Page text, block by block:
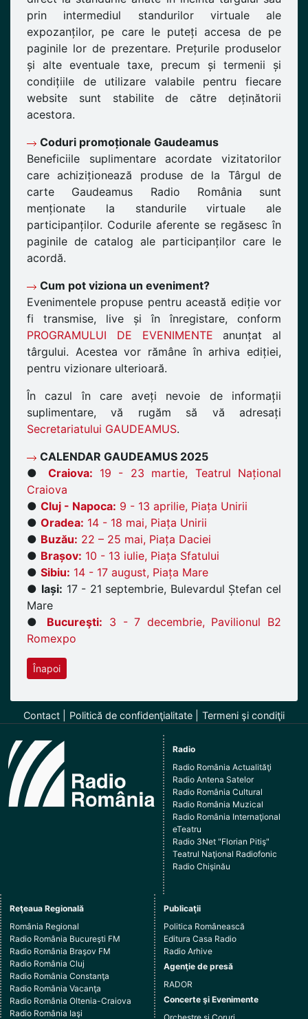
prin intermediul standurilor virtuale ale
expozanților, pe care le puteți accesa de pe
paginile lor de prezentare. Prețurile produselor
și alte eventuale taxe, precum și termenii și
condițiile de utilizare valabile pentru fiecare
website sunt stabilite de către deținătorii
acestora.
Coduri promoționale Gaudeamus
Beneficiile suplimentare acordate vizitatorilor
care achiziționează produse de la Târgul de
carte Gaudeamus Radio România sunt
menționate la standurile virtuale ale
participanților. Codurile aferente se regăsesc în
paginile de catalog ale participanților care le
acordă.
Cum pot viziona un eveniment?
Evenimentele propuse pentru această ediție vor
fi transmise, live și în înregistare, conform
PROGRAMULUI DE EVENIMENTE anunțat al
târgului. Acestea vor rămâne în arhiva ediției,
pentru vizionare ulterioară.
În cazul în care aveți nevoie de informații
suplimentare, vă rugăm să vă adresați
Secretariatului GAUDEAMUS.
CALENDAR GAUDEAMUS 2025
● Craiova: 19 - 23 martie, Teatrul Național
Craiova
● Cluj - Napoca: 9 - 13 aprilie, Piața Unirii
● Oradea: 14 - 18 mai, Piața Unirii
● Buzău: 22 – 25 mai, Piața Daciei
● Brașov: 10 - 13 iulie, Piața Sfatului
● Sibiu: 14 - 17 august, Piața Mare
● Iași: 17 - 21 septembrie, Bulevardul Ștefan cel
Mare
● Bucureşti: 3 - 7 decembrie, Pavilionul B2
Romexpo
Înapoi
Contact Politică de confidenţialitate Termeni şi condiţii
Radio
Radio România Actualităţi
Radio Antena Satelor
Radio România Cultural
Radio România Muzical
Radio România Internaţional
eTeatru
Radio 3Net "Florian Pitiş"
Teatrul Naţional Radiofonic
Radio Chişinău
Reţeaua Regională
România Regional
Radio România Bucureşti FM
Radio România Braşov FM
Radio România Cluj
Radio România Constanţa
Radio România Vacanţa
Radio România Oltenia-Craiova
Radio România Iaşi
Publicaţii
Politica Românească
Editura Casa Radio
Radio Arhive
Agenţie de presă
RADOR
Concerte şi Evenimente